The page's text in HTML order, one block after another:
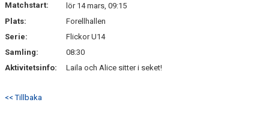
Matchstart:
lör 14 mars, 09:15
Plats:
Forellhallen
Serie:
Flickor U14
Samling:
08:30
Aktivitetsinfo:
Laila och Alice sitter i seket!
<< Tillbaka